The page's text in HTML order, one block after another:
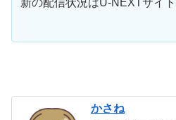
かさね